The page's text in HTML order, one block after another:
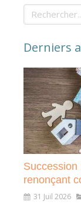
Rechercher
Derniers
Succession
renonçant
31 Juil 2026